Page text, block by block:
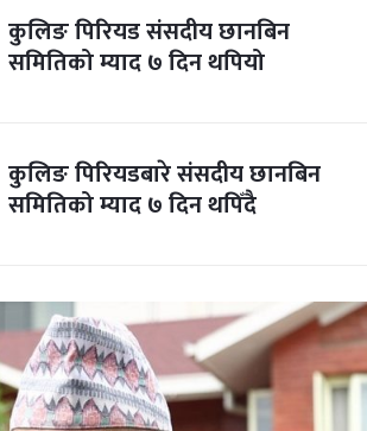
कुलिङ पिरियड संसदीय छानबिन
समितिको म्याद ७ दिन थपियो
कुलिङ पिरियडबारे संसदीय छानबिन
समितिको म्याद ७ दिन थपिँदै